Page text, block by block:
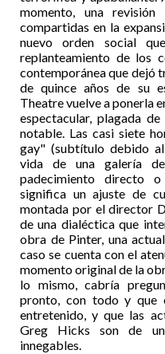
momento, una
compartidas en la
nuevo orden social
replanteamiento de los
contemporánea que dejó
de quince años de su
Theatre vuelve a ponerla
espectacular, plagada
notable. Las casi siete
gay" (subtítulo debido
vida de una galería
padecimiento directo
significa un ajuste de
montada por el director
de una dialéctica que
obra de Pinter, una
caso se cuenta con el
momento original de la
lo mismo, cabría
pronto, con todo y que
entretenido, y que las
Greg Hicks son de
innegables.